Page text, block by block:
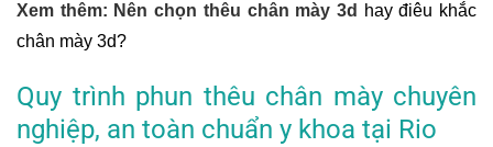
Xem thêm: Nên chọn thêu chân mày 3d
hay điêu khắc
chân mày 3d?
Quy trình phun thêu chân mày chuyên
nghiệp, an toàn chuẩn y khoa tại Rio